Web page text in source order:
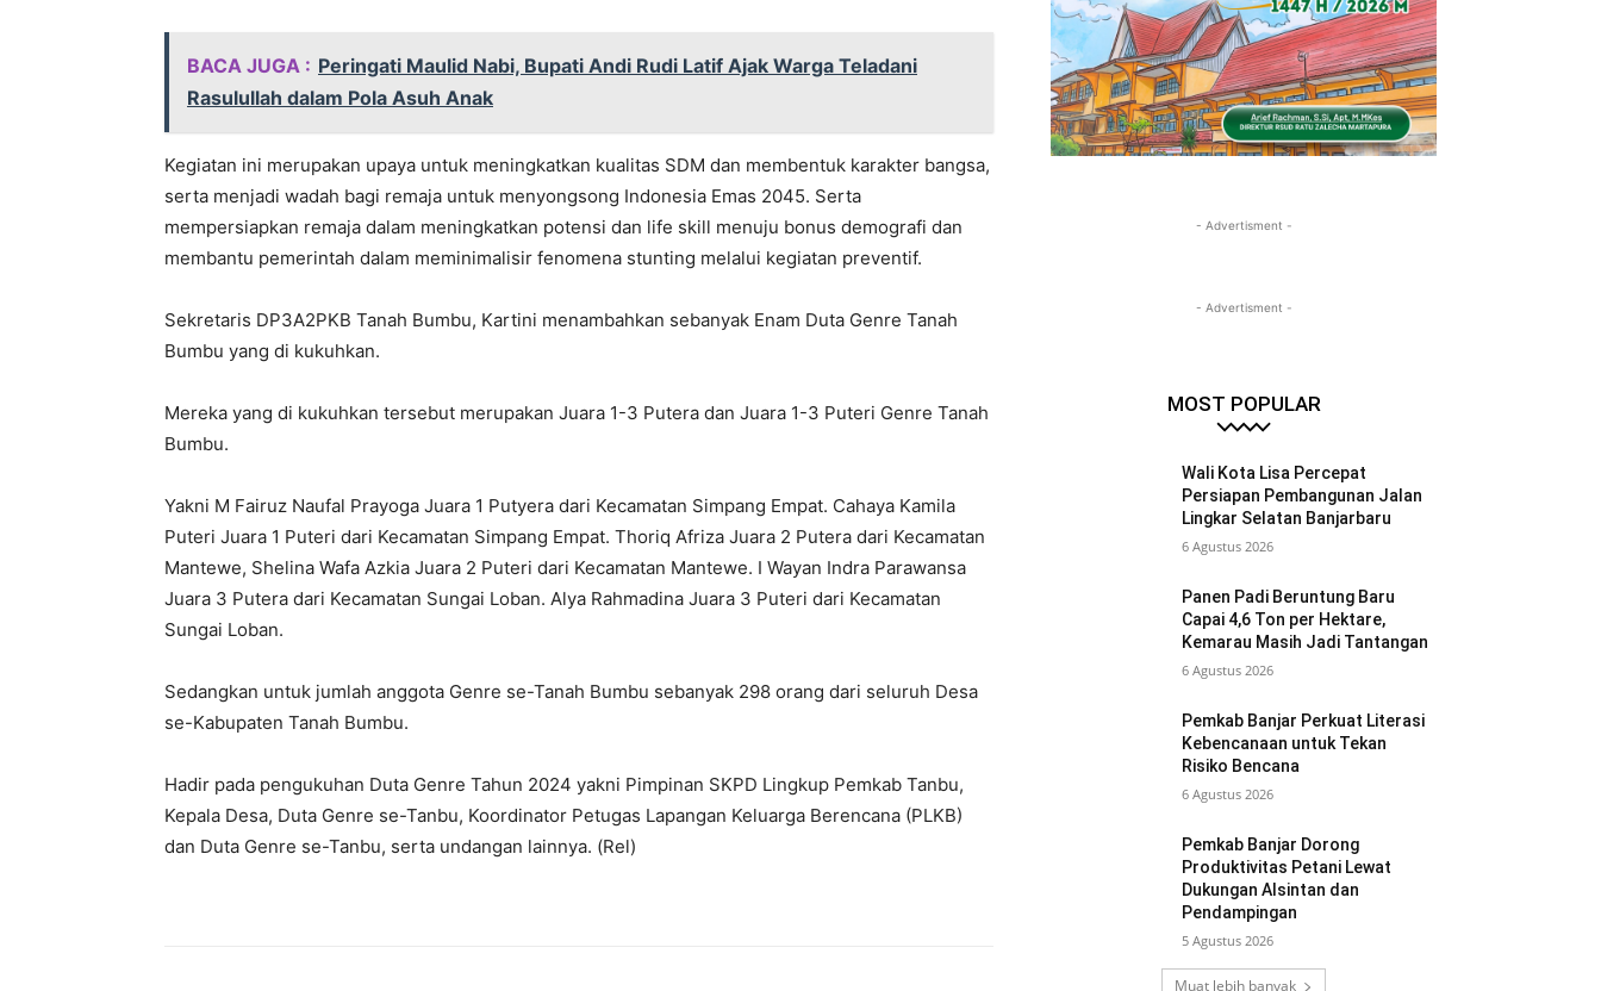
BACA JUGA : Peringati Maulid Nabi, Bupati Andi Rudi Latif Ajak Warga Teladani
Rasulullah dalam Pola Asuh Anak
Kegiatan ini merupakan upaya untuk meningkatkan kualitas SDM dan membentuk karakter bangsa,
serta menjadi wadah bagi remaja untuk menyongsong Indonesia Emas 2045. Serta
mempersiapkan remaja dalam meningkatkan potensi dan life skill menuju bonus demografi dan
membantu pemerintah dalam meminimalisir fenomena stunting melalui kegiatan preventif.
Sekretaris DP3A2PKB Tanah Bumbu, Kartini menambahkan sebanyak Enam Duta Genre Tanah
Bumbu yang di kukuhkan.
Mereka yang di kukuhkan tersebut merupakan Juara 1-3 Putera dan Juara 1-3 Puteri Genre Tanah
Bumbu.
Yakni M Fairuz Naufal Prayoga Juara 1 Putyera dari Kecamatan Simpang Empat. Cahaya Kamila
Puteri Juara 1 Puteri dari Kecamatan Simpang Empat. Thoriq Afriza Juara 2 Putera dari Kecamatan
Mantewe, Shelina Wafa Azkia Juara 2 Puteri dari Kecamatan Mantewe. I Wayan Indra Parawansa
Juara 3 Putera dari Kecamatan Sungai Loban. Alya Rahmadina Juara 3 Puteri dari Kecamatan
Sungai Loban.
Sedangkan untuk jumlah anggota Genre se-Tanah Bumbu sebanyak 298 orang dari seluruh Desa
se-Kabupaten Tanah Bumbu.
Hadir pada pengukuhan Duta Genre Tahun 2024 yakni Pimpinan SKPD Lingkup Pemkab Tanbu,
Kepala Desa, Duta Genre se-Tanbu, Koordinator Petugas Lapangan Keluarga Berencana (PLKB)
dan Duta Genre se-Tanbu, serta undangan lainnya. (Rel)
- Advertisment -
- Advertisment -
MOST POPULAR
Wali Kota Lisa Percepat
Persiapan Pembangunan Jalan
Lingkar Selatan Banjarbaru
6 Agustus 2026
Panen Padi Beruntung Baru
Capai 4,6 Ton per Hektare,
Kemarau Masih Jadi Tantangan
6 Agustus 2026
Pemkab Banjar Perkuat Literasi
Kebencanaan untuk Tekan
Risiko Bencana
6 Agustus 2026
Pemkab Banjar Dorong
Produktivitas Petani Lewat
Dukungan Alsintan dan
Pendampingan
5 Agustus 2026
Muat lebih banyak